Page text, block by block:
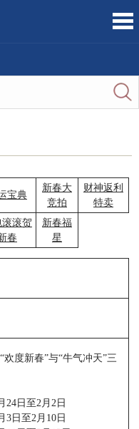
宝典
新春大
竞拍
财神返利
特卖
滚贺
春
新春福
星
度新春”与“牛气冲天”三
24日至2月2日
3日至2月10日